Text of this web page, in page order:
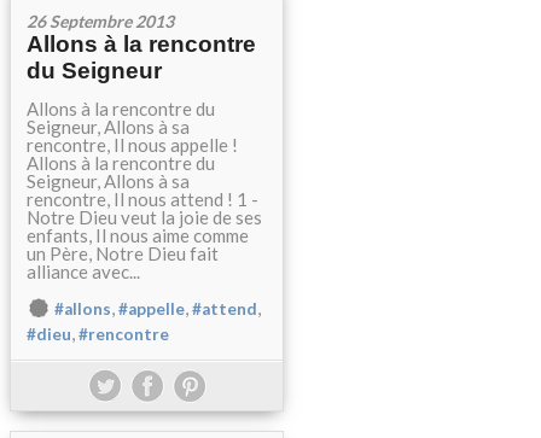
26 Septembre 2013
Allons à la rencontre
du Seigneur
Allons à la rencontre du
Seigneur, Allons à sa
rencontre, Il nous appelle !
Allons à la rencontre du
Seigneur, Allons à sa
rencontre, Il nous attend ! 1 -
Notre Dieu veut la joie de ses
enfants, Il nous aime comme
un Père, Notre Dieu fait
alliance avec...
#allons,#appelle,#attend,
#dieu,#rencontre